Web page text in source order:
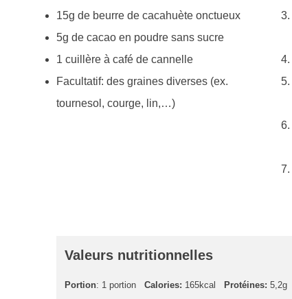
15g de beurre de cacahuète onctueux
5g de cacao en poudre sans sucre
1 cuillère à café de cannelle
Facultatif: des graines diverses (ex.
tournesol, courge, lin,…)
Valeurs nutritionnelles
Portion: 1 portion Calories: 165kcal Protéines: 5,2g